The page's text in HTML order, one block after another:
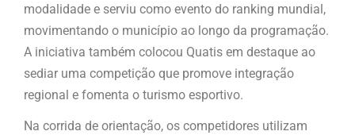
modalidade e serviu como evento do ranking mundial,
movimentando o município ao longo da programação.
A iniciativa também colocou Quatis em destaque ao
sediar uma competição que promove integração
regional e fomenta o turismo esportivo.
Na corrida de orientação, os competidores utilizam